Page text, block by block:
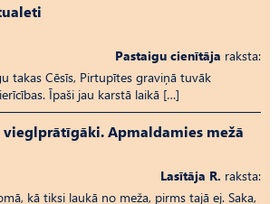
Pastaigu cienītāja raksta:
takas Cēsīs, Pirtupītes graviņā tuvāk
Īpaši jau karstā laikā […]
Apmaldamies mežā
Lasītāja R. raksta:
kā tiksi laukā no meža, pirms tajā ej. Saka,